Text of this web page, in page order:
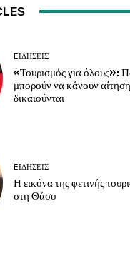
EΙΔΗΣΕΙΣ
«Τουρισμός για όλους»:
μπορούν να κάνουν
δικαιούνται
EΙΔΗΣΕΙΣ
Η εικόνα της φετινής
στη Θάσο